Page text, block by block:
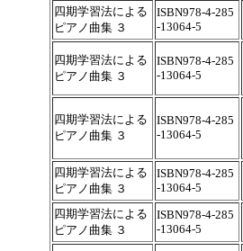
四期学習法による
ピアノ曲集 ３
ISBN978-4-285
-13064-5
四期学習法による
ピアノ曲集 ３
ISBN978-4-285
-13064-5
四期学習法による
ピアノ曲集 ３
ISBN978-4-285
-13064-5
四期学習法による
ピアノ曲集 ３
ISBN978-4-285
-13064-5
四期学習法による
ピアノ曲集 ３
ISBN978-4-285
-13064-5